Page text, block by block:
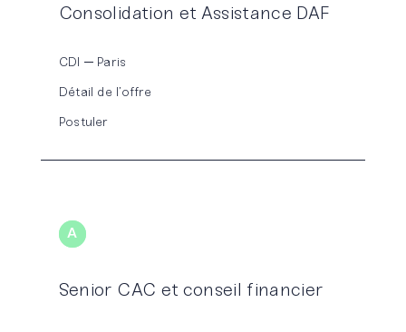
Consolidation et Assistance DAF
CDI Paris
Détail de l’offre
Postuler
A UDIT
Senior CAC et conseil financier